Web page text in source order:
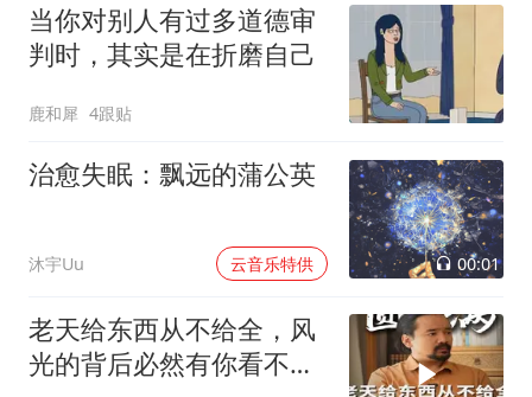
当你对别人有过多道德审
判时，其实是在折磨自己
鹿和犀 4跟贴
治愈失眠：飘远的蒲公英
沐宇Uu 云音乐特供 00:01
老天给东西从不给全，风
光的背后必然有你看不见